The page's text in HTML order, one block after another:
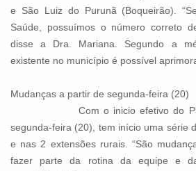
e São Luiz do Purunã (Boqueirão).
Saúde, possuímos o número correto
disse a Dra. Mariana. Segundo a
existente no município é possível
Mudanças a partir de segunda-feira (20)
Com o inicio efetivo do PSF,
segunda-feira (20), tem início uma série
e nas 2 extensões rurais. “São
fazer parte da rotina da equipe e